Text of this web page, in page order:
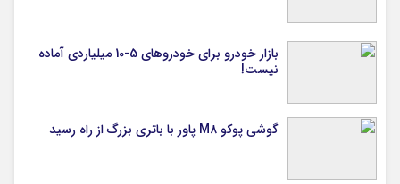
بازار خودرو برای خودروهای 5-10 میلیاردی آماده
نیست!
گوشی پوکو M۸ پاور با باتری بزرگ از راه رسید